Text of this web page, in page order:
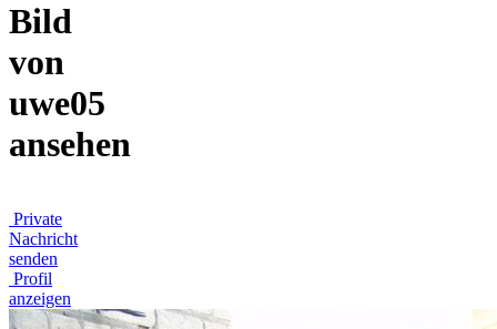
Bild
von
uwe05
ansehen
Private
Nachricht
senden
Profil
anzeigen